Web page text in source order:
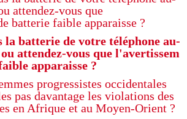
la batterie de votre téléphone au-
attendez-vous que l'avertissem
apparaisse ?